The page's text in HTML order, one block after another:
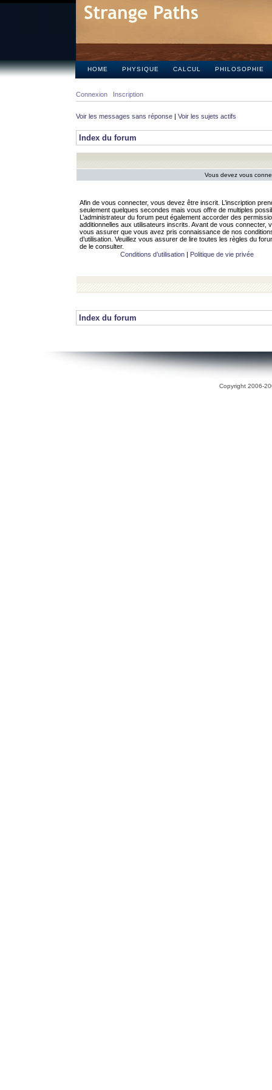
HOME PHYSIQUE CALCUL PHILOSOPHIE
Connexion Inscription
Voir les messages sans réponse | Voir les sujets actifs
Index du forum
Vous devez vous
Afin de vous connecter, vous devez être inscrit. L’inscription
seulement quelques secondes mais vous offre de multiples
L’administrateur du forum peut également accorder des
additionnelles aux utilisateurs inscrits. Avant de vous connecter,
vous assurer que vous avez pris connaissance de nos
d’utilisation. Veuillez vous assurer de lire toutes les règles du
de le consulter.
Conditions d’utilisation| Politique de vie privée
Index du forum
Copyright 2006-